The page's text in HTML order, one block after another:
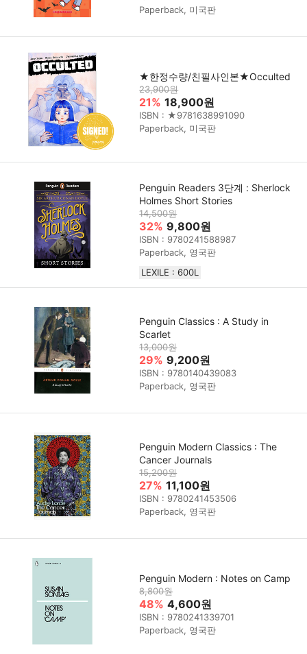
Paperback, 미국판
★한정수량/친필사인본★Occulted
23,900원
21% 18,900원
ISBN : ★9781638991090
Paperback, 미국판
Penguin Readers 3단계 : Sherlock
Holmes Short Stories
14,500원
32% 9,800원
ISBN : 9780241588987
Paperback, 영국판
LEXILE : 600L
Penguin Classics : A Study in
Scarlet
13,000원
29% 9,200원
ISBN : 9780140439083
Paperback, 영국판
Penguin Modern Classics : The
Cancer Journals
15,200원
27% 11,100원
ISBN : 9780241453506
Paperback, 영국판
Penguin Modern : Notes on Camp
8,800원
48% 4,600원
ISBN : 9780241339701
Paperback, 영국판